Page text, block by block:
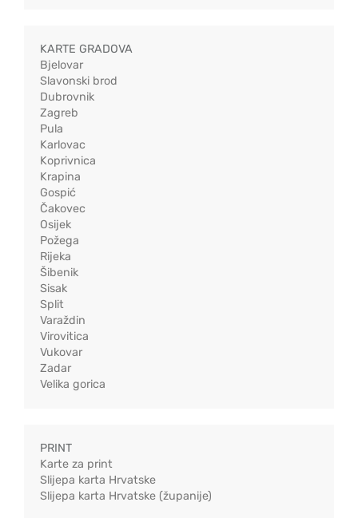
KARTE GRADOVA
Bjelovar
Slavonski brod
Dubrovnik
Zagreb
Pula
Karlovac
Koprivnica
Krapina
Gospić
Čakovec
Osijek
Požega
Rijeka
Šibenik
Sisak
Split
Varaždin
Virovitica
Vukovar
Zadar
Velika gorica
PRINT
Karte za print
Slijepa karta Hrvatske
Slijepa karta Hrvatske (županije)